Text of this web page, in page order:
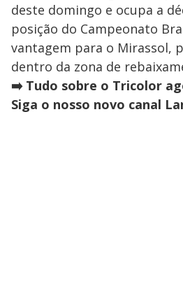
deste domingo e ocupa a
posição do Campeonato
vantagem para o Mirassol,
dentro da zona de
➡️ Tudo sobre o Tricolor
Siga o nosso novo canal